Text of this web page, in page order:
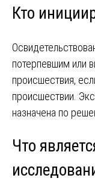
Кто
потерпевшим или
происшествия,
происшествии.
назначена по
Что